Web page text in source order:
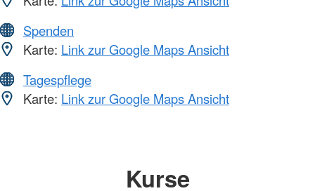
Spenden
Karte: Link zur Google Maps Ansicht
Tagespflege
Karte: Link zur Google Maps Ansicht
Kurse